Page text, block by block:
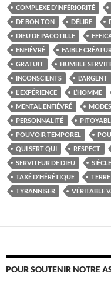
COMPLEXE D’INFÉRIORITÉ
DE BON TON
DÉLIRE
DIEU DE PACOTILLE
ENFIÉVRÉ
FAIBLE
GRATUIT
HUMBLE
INCONSCIENTS
L'ARGENT
L'EXPÉRIENCE
L’HOMME
MENTAL ENFIÉVRÉ
PERSONNALITÉ
POUVOIR TEMPOREL
QUI SERT QUI
RESPECT
SERVITEUR DE DIEU
TAXÉ D'HÉRÉTIQUE
TERRE
TYRANNISER
VÉRITABLE
POUR SOUTENIR NOTRE